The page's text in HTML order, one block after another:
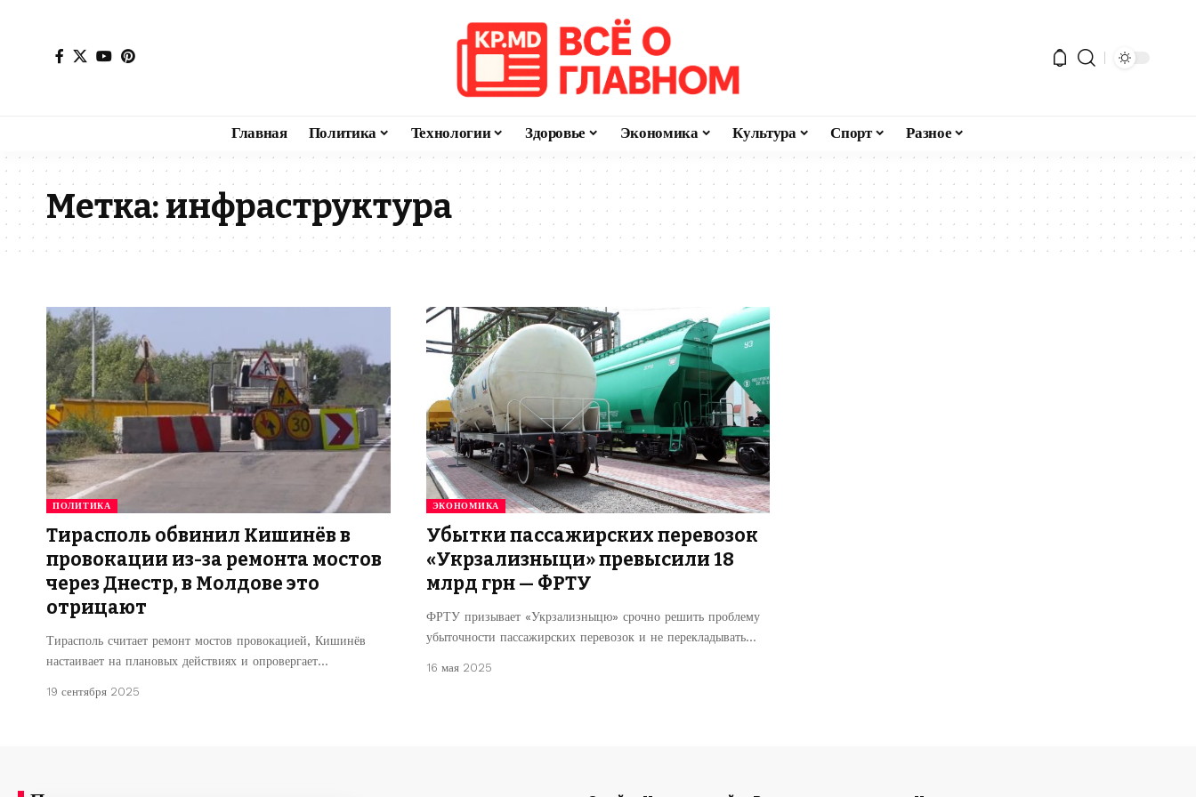
Главная Политика Технологии Здоровье Экономика Культура Спорт Разное
Метка:инфраструктура
ПОЛИТИКА
Тирасполь обвинил Кишинёв в
провокации из-за ремонта мостов
через Днестр, в Молдове это
отрицают
Тирасполь считает ремонт мостов провокацией, Кишинёв
настаивает на плановых действиях и опровергает…
19 сентября 2025
ЭКОНОМИКА
Убытки пассажирских перевозок
«Укрзализныци» превысили 18
млрд грн — ФРТУ
ФРТУ призывает «Укрзализныцю» срочно решить проблему
убыточности пассажирских перевозок и не перекладывать…
16 мая 2025